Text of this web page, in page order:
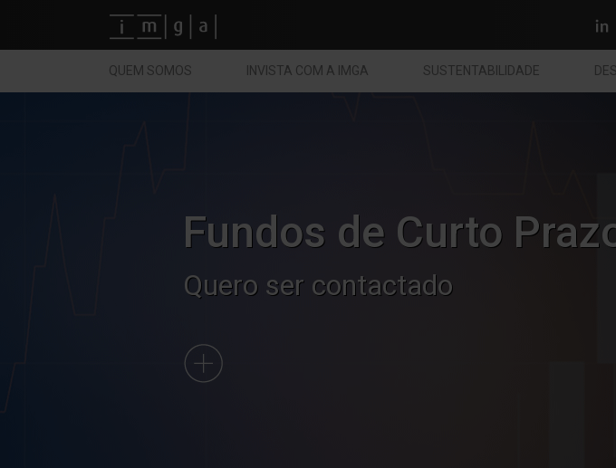
Fundos imga
QUEM SOMOS INVISTA COM A IMGA SUSTENTABILIDADE
Fundos de Curto
Quero ser contactado